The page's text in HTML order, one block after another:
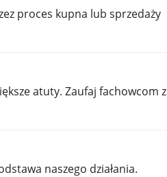
proces kupna lub sprzedaży
atuty. Zaufaj fachowcom z
naszego działania.